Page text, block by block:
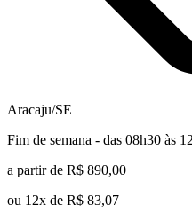
Aracaju/SE
Fim de semana - das 08h30 às
a partir de R$ 890,00
ou 12x de R$ 83,07